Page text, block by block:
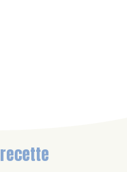
recette